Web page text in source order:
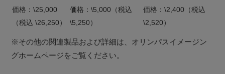
価格：\25,000
（税込 \26,250）
価格：\5,000（税込
\5,250）
価格：\2,400（税込
\2,520）
※その他の関連製品および詳細は、オリンパスイメージン
グホームページをご覧ください。